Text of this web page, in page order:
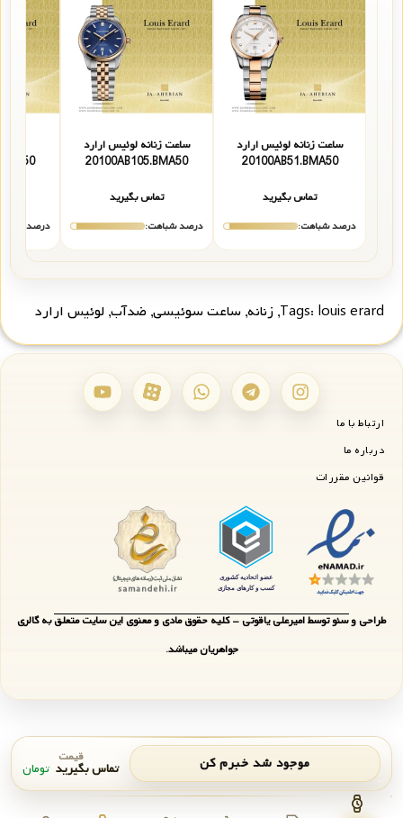
موجود شد خبرم کن قیمت
تماس بگیرید تومان
ساعت زنانه لوئیس ارارد
20100AB51.BMA50
تماس بگیرید
درصد شباهت:
ساعت زنانه لوئیس ارارد
20100AB105.BMA50
تماس بگیرید
درصد شباهت:
درصد
Tags: louis erard
, زنانه, ساعت سوئیسی, ضدآب, لوئیس ارارد
ارتباط با ما
درباره ما
قوانین مقررات
طراحی و سئو توسط امیرعلی یاقوتی - کلیه حقوق مادی و معنوی این سایت متعلق به گالری
جواهریان میباشد.